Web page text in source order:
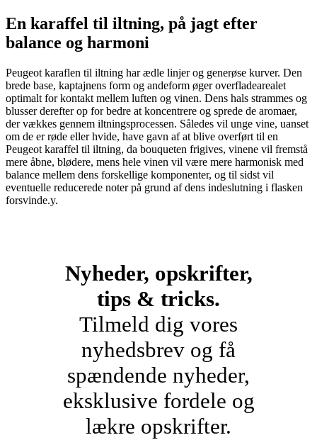
En karaffel til iltning, på jagt efter
balance og harmoni
Peugeot karaflen til iltning har ædle linjer og generøse kurver. Den
brede base, kaptajnens form og andeform øger overfladearealet
optimalt for kontakt mellem luften og vinen. Dens hals strammes og
blusser derefter op for bedre at koncentrere og sprede de aromaer,
der vækkes gennem iltningsprocessen. Således vil unge vine, uanset
om de er røde eller hvide, have gavn af at blive overført til en
Peugeot karaffel til iltning, da bouqueten frigives, vinene vil fremstå
mere åbne, blødere, mens hele vinen vil være mere harmonisk med
balance mellem dens forskellige komponenter, og til sidst vil
eventuelle reducerede noter på grund af dens indeslutning i flasken
forsvinde.y.
Nyheder, opskrifter,
tips & tricks.
Tilmeld dig vores
nyhedsbrev og få
spændende nyheder,
eksklusive fordele og
lækre opskrifter.